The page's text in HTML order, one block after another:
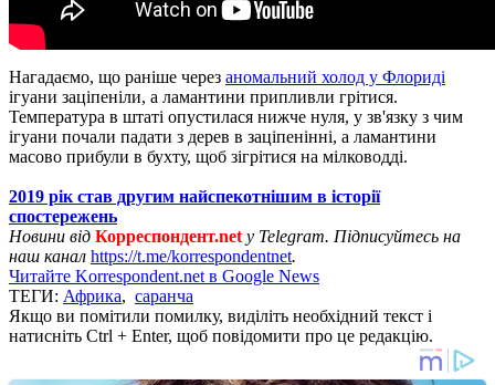
Нагадаємо, що раніше через аномальний холод у Флориді
ігуани заціпеніли, а ламантини припливли грітися.
Температура в штаті опустилася нижче нуля, у зв'язку з чим
ігуани почали падати з дерев в заціпенінні, а ламантини
масово прибули в бухту, щоб зігрітися на мілководді.
2019 рік став другим найспекотнішим в історії
спостережень
Новини від Корреспондент.net у Telegram. Підписуйтесь на
наш канал https://t.me/korrespondentnet.
Читайте Korrespondent.net в Google News
ТЕГИ: Африка, саранча
Якщо ви помітили помилку, виділіть необхідний текст і
натисніть Ctrl + Enter, щоб повідомити про це редакцію.